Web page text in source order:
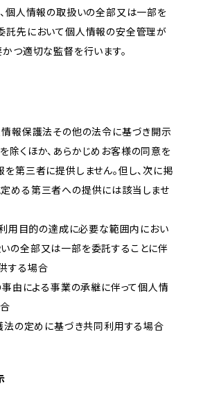
、個人情報の取扱いの全部又は一部を
託先において個人情報の安全管理が
かつ適切な監督を行います。
情報保護法その他の法令に基づき開示
除くほか、あらかじめお客様の同意を
を第三者に提供しません。但し、次に掲
める第三者への提供には該当しませ
利用目的の達成に必要な範囲内におい
の全部又は一部を委託することに伴
する場合
事由による事業の承継に伴って個人情
法の定めに基づき共同利用する場合